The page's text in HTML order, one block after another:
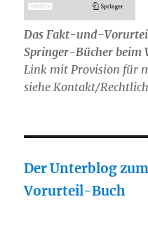
Das Fakt-und-
Springer-Bücher beim
Link mit Provision für
siehe Kontakt/
Der Unterblog
Vorurteil-Buch